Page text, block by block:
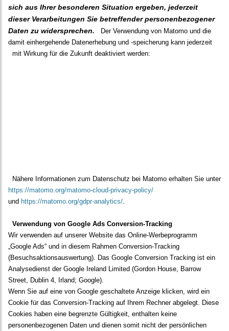
sich aus Ihrer besonderen Situation ergeben, jederzeit
dieser Verarbeitungen Sie betreffender personenbezogener
Daten zu widersprechen.
Der Verwendung von Matomo und die
damit einhergehende Datenerhebung und -speicherung kann jederzeit
mit Wirkung für die Zukunft deaktiviert werden:
Nähere Informationen zum Datenschutz bei Matomo erhalten Sie unter
https://matomo.org/matomo-cloud-privacy-policy/
und https://matomo.org/gdpr-analytics/.
Verwendung von Google Ads Conversion-Tracking
Wir verwenden auf unserer Website das Online-Werbeprogramm
„Google Ads“ und in diesem Rahmen Conversion-Tracking
(Besuchsaktionsauswertung). Das Google Conversion Tracking ist ein
Analysedienst der Google Ireland Limited (Gordon House, Barrow
Street, Dublin 4, Irland; Google).
Wenn Sie auf eine von Google geschaltete Anzeige klicken, wird ein
Cookie für das Conversion-Tracking auf Ihrem Rechner abgelegt. Diese
Cookies haben eine begrenzte Gültigkeit, enthalten keine
personenbezogenen Daten und dienen somit nicht der persönlichen